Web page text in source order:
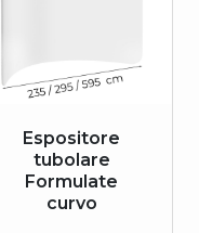
Espositore
tubolare
Formulate
curvo